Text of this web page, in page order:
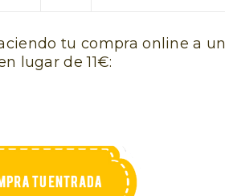
tu compra online a un
lugar de 11€: